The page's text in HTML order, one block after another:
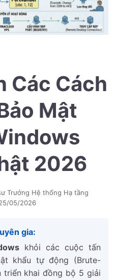
Các Cách
Mật
2026
Trưởng Hệ thống Hạ tầng
05/2026
gia:
khỏi các cuộc tấn
khẩu tự động (Brute-
triển khai đồng bộ 5 giải